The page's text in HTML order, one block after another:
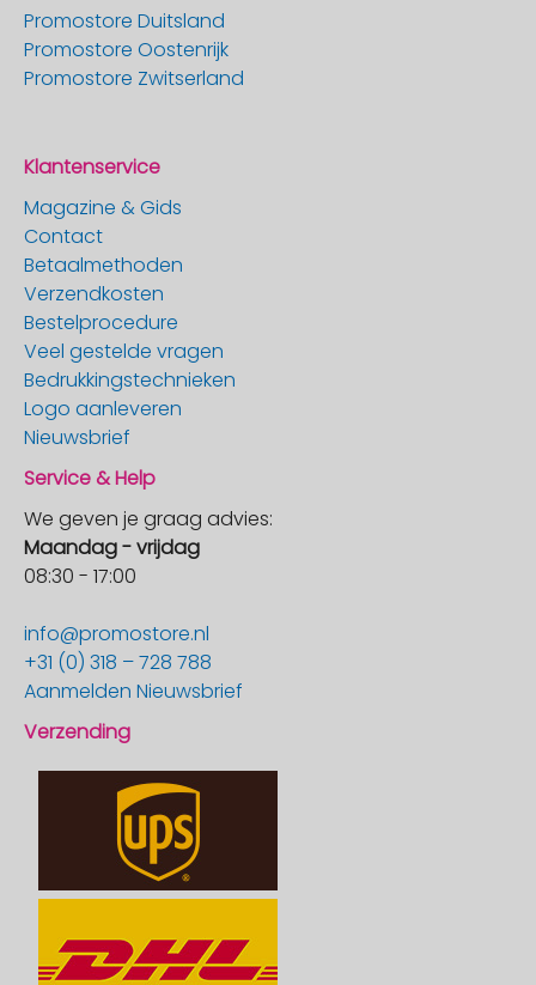
Promostore Duitsland
Promostore Oostenrijk
Promostore Zwitserland
Klantenservice
Magazine & Gids
Contact
Betaalmethoden
Verzendkosten
Bestelprocedure
Veel gestelde vragen
Bedrukkingstechnieken
Logo aanleveren
Nieuwsbrief
Service & Help
We geven je graag advies:
Maandag - vrijdag
08:30 - 17:00
info@promostore.nl
+31 (0) 318 – 728 788
Aanmelden Nieuwsbrief
Verzending